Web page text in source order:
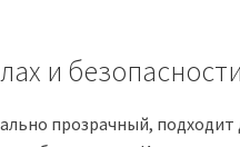
и безопасности
прозрачный, подходит